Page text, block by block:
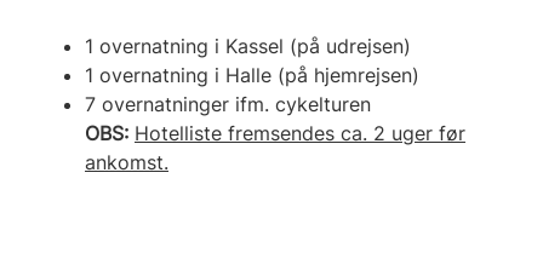
1 overnatning i Kassel (på udrejsen)
1 overnatning i Halle (på hjemrejsen)
7 overnatninger ifm. cykelturen
OBS: Hotelliste fremsendes ca. 2 uger før
ankomst.